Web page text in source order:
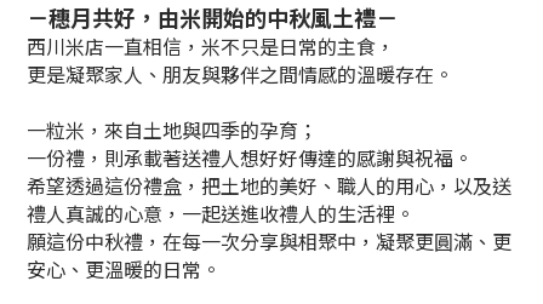
－穗月共好，由米開始的中秋風土禮－
西川米店一直相信，米不只是日常的主食，
更是凝聚家人、朋友與夥伴之間情感的溫暖存在。
一粒米，來自土地與四季的孕育；
一份禮，則承載著送禮人想好好傳達的感謝與祝福。
希望透過這份禮盒，把土地的美好、職人的用心，以及送
禮人真誠的心意，一起送進收禮人的生活裡。
願這份中秋禮，在每一次分享與相聚中，凝聚更圓滿、更
安心、更溫暖的日常。